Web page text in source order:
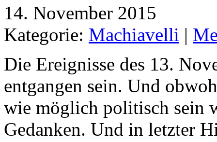
14. November 2015
Kategorie: Machiavelli |
Die Ereignisse des 13.
entgangen sein. Und
wie möglich politisch sein
Gedanken. Und in letzter